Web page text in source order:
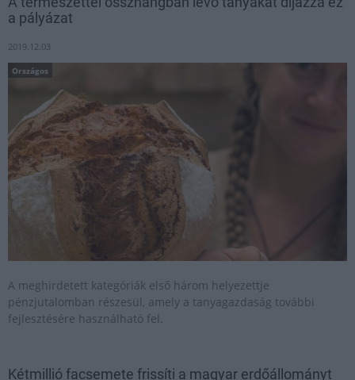
a pályázat
2019.12.03
Országos
A meghirdetett kategóriák első három helyezettje
pénzjutalomban részesül, amely a tanyagazdaság további
fejlesztésére használható fel.
Kétmillió facsemete frissíti a magyar erdőállományt